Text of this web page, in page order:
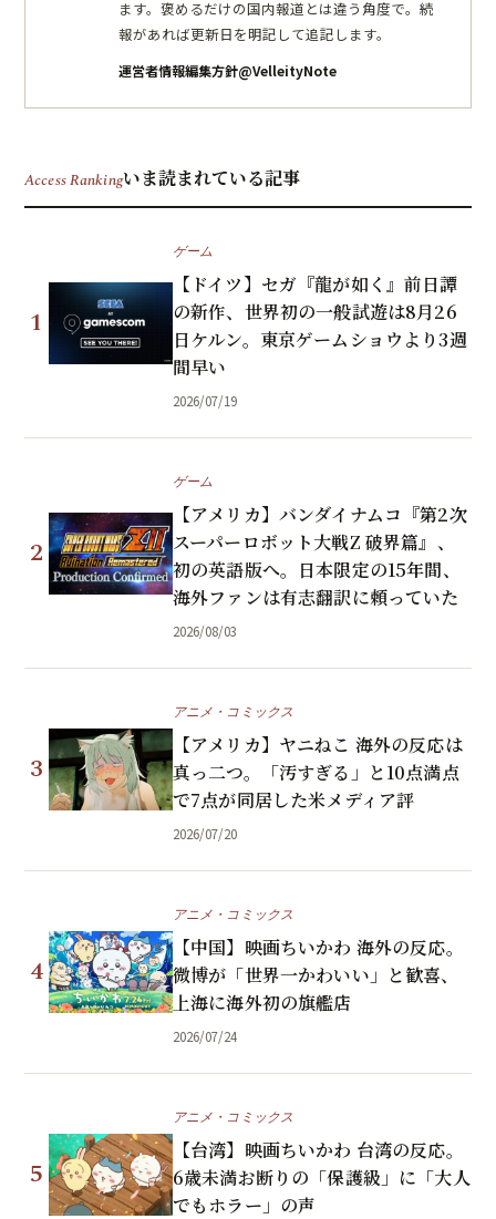
ます。褒めるだけの国内報道とは違う角度で。続
報があれば更新日を明記して追記します。
運営者情報編集方針@VelleityNote
Access Rankingいま読まれている記事
1
ゲーム
【ドイツ】セガ『龍が如く』前日譚
の新作、世界初の一般試遊は8月26
日ケルン。東京ゲームショウより3週
間早い
2026/07/19
2
ゲーム
【アメリカ】バンダイナムコ『第2次
スーパーロボット大戦Z 破界篇』、
初の英語版へ。日本限定の15年間、
海外ファンは有志翻訳に頼っていた
2026/08/03
3
アニメ・コミックス
【アメリカ】ヤニねこ 海外の反応は
真っ二つ。「汚すぎる」と10点満点
で7点が同居した米メディア評
2026/07/20
4
アニメ・コミックス
【中国】映画ちいかわ 海外の反応。
微博が「世界一かわいい」と歓喜、
上海に海外初の旗艦店
2026/07/24
5
アニメ・コミックス
【台湾】映画ちいかわ 台湾の反応。
6歳未満お断りの「保護級」に「大人
でもホラー」の声